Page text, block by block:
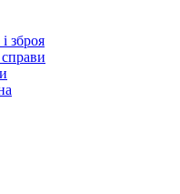
зброя
справи